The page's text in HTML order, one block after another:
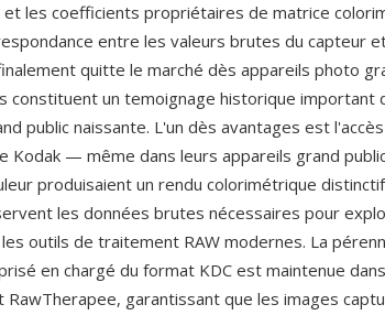
les coefficients propriétaires de matrice
entre les valeurs brutes du capteur
quitte le marché dès appareils photo
constituent un temoignage historique important
public naissante. L'un dès avantages est
Kodak — même dans leurs appareils grand
produisaient un rendu colorimétrique
les données brutes nécessaires pour
outils de traitement RAW modernes. La
en chargé du format KDC est maintenue
RawTherapee, garantissant que les images